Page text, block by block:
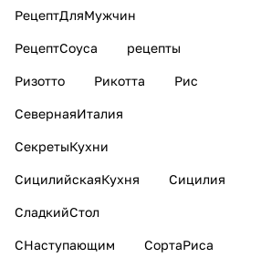
РецептДляМужчин
РецептСоуса рецепты
Ризотто Рикотта Рис
СевернаяИталия
СекретыКухни
СицилийскаяКухня Сицилия
СладкийСтол
СНаступающим СортаРиса